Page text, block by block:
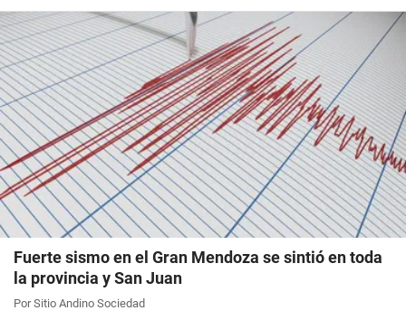
Fuerte sismo en el Gran Mendoza se sintió en toda
la provincia y San Juan
Por Sitio Andino Sociedad